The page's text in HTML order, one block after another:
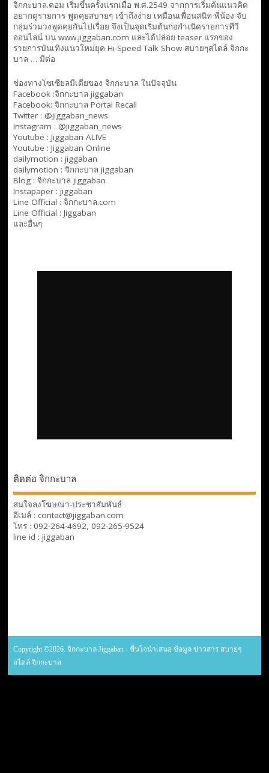
จิกกะบาล.คอม เริ่มขึ้นครั้งแรกเมื่อ พ.ศ.2549 จากการเริ่มต้นแนวคิด
อยากดูรายการ พูดคุยสบายๆ เข้าถึงง่าย เหมือนเพื่อนสนิท พี่น้อง จับ
กลุ่มร่วมวงพูดคุยกันไปเรื่อย จึงเป็นจุดเริ่มต้นก่อกำเนิดรายการทีวี
ออนไลน์ บน www.jiggaban.com และได้ปล่อย teaser แรกของ
รายการบันเทิงแนวใหม่ยุค Hi-Speed Talk Show สบายๆสไตล์ จิกกะ
บาล … มีต่อ
ช่องทางโซเซียลมีเดียของ จิกกะบาล ในปัจจุบัน
Facebook :จิกกะบาล jiggaban
Facebook: จิกกะบาล Portal Recall
Twitter : @jiggaban_news
Instagram : @jiggaban_news
Youtube : Jiggaban ALIVE
Youtube : Jiggaban Online
dailymotion : jiggaban
dailymotion : จิกกะบาล jiggaban
Blog : จิกกะบาล jiggaban
Instapaper : jiggaban
Line Official : จิกกะบาล.com
Line Official : Jiggaban
และอื่นๆ
ติดต่อ จิกกะบาล
สนใจลงโฆษณา-ประชาสัมพันธ์
อีเมล์ : contact@jiggaban.com
โทร : 092-264-4692, 092-265-9524
line id : jiggaban
Copyright ©2026. จิกกะบาล Jiggaban - ขืนใจนำเสนอ ข้อมูล ข่าวสาร สบายๆ
สไตล์ จิกกะบาล